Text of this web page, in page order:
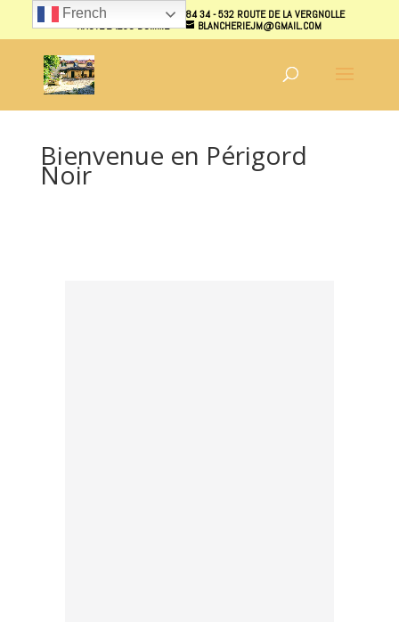
07 70 40 87 31 - 07 70 38 84 34 - 532 ROUTE DE LA VERGNOLLE
HAUTE 24250 DOMME
BLANCHERIEJM@GMAIL.COM
Bienvenue en Périgord
Noir
French